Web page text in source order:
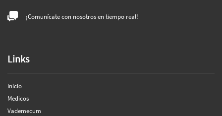
¡Comunícate con nosotros en tiempo real!
Links
Inicio
Medicos
Vademecum